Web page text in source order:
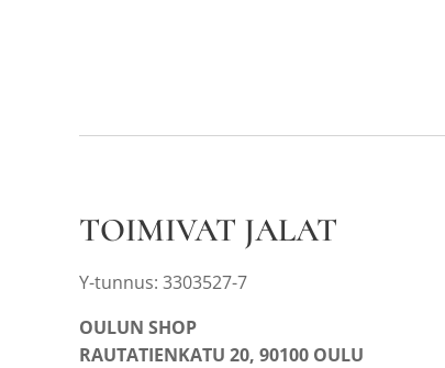
TOIMIVAT JALAT
Y-tunnus: 3303527-7
OULUN SHOP
RAUTATIENKATU 20, 90100 OULU